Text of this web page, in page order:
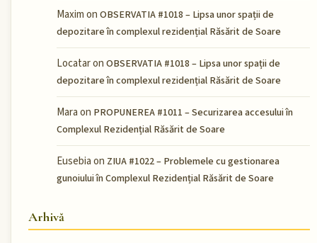
Maximon OBSERVATIA #1018 – Lipsa unor spații de
depozitare în complexul rezidențial Răsărit de Soare
Locataron OBSERVATIA #1018 – Lipsa unor spații de
depozitare în complexul rezidențial Răsărit de Soare
Maraon PROPUNEREA #1011 – Securizarea accesului în
Complexul Rezidențial Răsărit de Soare
Eusebiaon ZIUA #1022 – Problemele cu gestionarea
gunoiului în Complexul Rezidențial Răsărit de Soare
Arhivă